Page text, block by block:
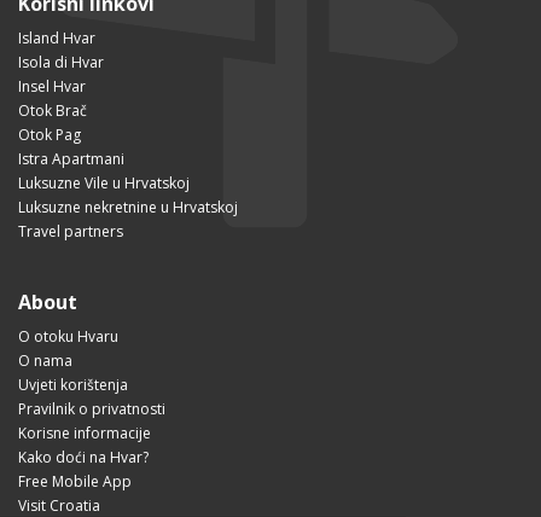
Island Hvar
Isola di Hvar
Insel Hvar
Otok Brač
Otok Pag
Istra Apartmani
Luksuzne Vile u Hrvatskoj
Luksuzne nekretnine u Hrvatskoj
Travel partners
About
O otoku Hvaru
O nama
Uvjeti korištenja
Pravilnik o privatnosti
Korisne informacije
Kako doći na Hvar?
Free Mobile App
Visit Croatia